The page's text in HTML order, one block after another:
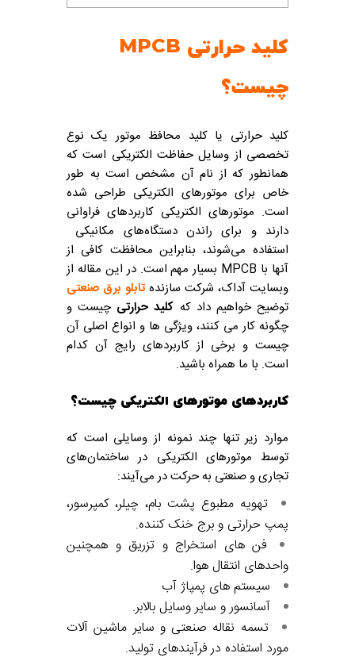
کلید حرارتی MPCB
چیست؟
کلید حرارتی یا کلید محافظ موتور یک نوع
تخصصی از وسایل حفاظت الکتریکی است که
همانطور که از نام آن مشخص است به طور
خاص برای موتورهای الکتریکی طراحی شده
است. موتورهای الکتریکی کاربردهای فراوانی
دارند و برای راندن دستگاه‌های مکانیکی
استفاده می‌شوند، بنابراین محافظت کافی از
آنها با MPCB بسیار مهم است. در این مقاله از
وبسایت آداک، شرکت سازنده تابلو برق صنعتی
توضیح خواهیم داد که کلید حرارتی چیست و
چگونه کار می کنند، ویژگی ها و انواع اصلی آن
چیست و برخی از کاربردهای رایج آن کدام
است. با ما همراه باشید.
کاربردهای موتورهای الکتریکی چیست؟
موارد زیر تنها چند نمونه از وسایلی است که
توسط موتورهای الکتریکی در ساختمان‌های
تجاری و صنعتی به حرکت در می‌آیند:
تهویه مطبوع پشت بام، چیلر، کمپرسور،
پمپ حرارتی و برج خنک کننده.
فن های استخراج و تزریق و همچنین
واحدهای انتقال هوا.
سیستم های پمپاژ آب
آسانسور و سایر وسایل بالابر.
تسمه نقاله صنعتی و سایر ماشین آلات
مورد استفاده در فرآیندهای تولید.